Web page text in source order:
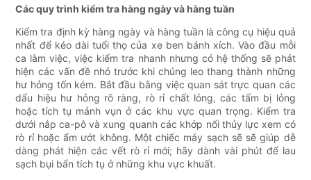
Các quy trình kiểm tra hàng ngày và hàng tuần
Kiểm tra định kỳ hàng ngày và hàng tuần là công cụ hiệu quả
nhất để kéo dài tuổi thọ của xe ben bánh xích. Vào đầu mỗi
ca làm việc, việc kiểm tra nhanh nhưng có hệ thống sẽ phát
hiện các vấn đề nhỏ trước khi chúng leo thang thành những
hư hỏng tốn kém. Bắt đầu bằng việc quan sát trực quan các
dấu hiệu hư hỏng rõ ràng, rò rỉ chất lỏng, các tấm bị lỏng
hoặc tích tụ mảnh vụn ở các khu vực quan trọng. Kiểm tra
dưới nắp ca-pô và xung quanh các khớp nối thủy lực xem có
rò rỉ hoặc ẩm ướt không. Một chiếc máy sạch sẽ sẽ giúp dễ
dàng phát hiện các vết rò rỉ mới; hãy dành vài phút để lau
sạch bụi bẩn tích tụ ở những khu vực khuất.